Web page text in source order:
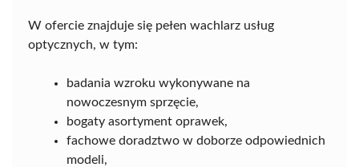
W ofercie znajduje się pełen wachlarz usług
optycznych, w tym:
badania wzroku wykonywane na
nowoczesnym sprzęcie,
bogaty asortyment oprawek,
fachowe doradztwo w doborze odpowiednich
modeli,